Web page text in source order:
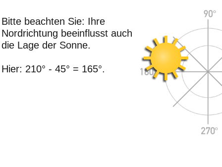
Bitte beachten Sie: Ihre
Nordrichtung beeinflusst auch
die Lage der Sonne.
Hier: 210° - 45° = 165°.